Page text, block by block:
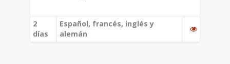
2
días
Español, francés, inglés y
alemán